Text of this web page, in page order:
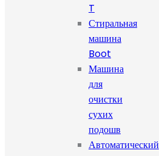
T
Стиральная
машина
Boot
Машина
для
очистки
сухих
подошв
Автоматический